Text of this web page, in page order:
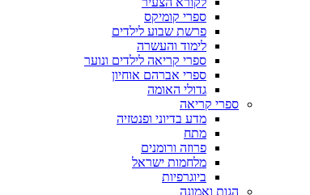
ספרי קומיקס
פרשת שבוע לילדים
לימוד והעשרה
ספרי קריאה לילדים ונוער
ספרי אברהם אוחיון
גדולי האומה
ספרי קריאה
מדע בדיוני ופנטזיה
מתח
פרוזה ורומנים
מלחמות ישראל
ביוגרפיות
הגות ואמונה